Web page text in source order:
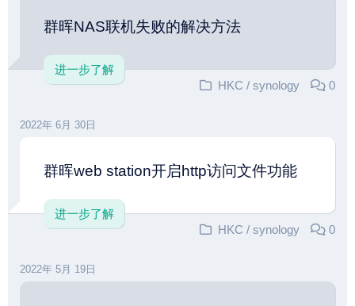
群晖NAS联机失败的解决方法
进一步了解
HKC / synology 0
2022年 6月 30日
群晖web station开启http访问文件功能
进一步了解
HKC / synology 0
2022年 5月 19日